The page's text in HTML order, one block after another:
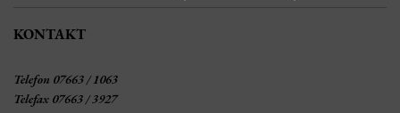
KONTAKT
Telefon 07663 / 1063
Telefax 07663 / 3927